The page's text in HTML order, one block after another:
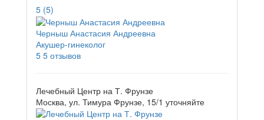
5 (5)
Черныш Анастасия Андреевна
Акушер-гинеколог
5 5 отзывов
Лечебный Центр на Т. Фрунзе
Москва, ул. Тимура Фрунзе, 15/1 уточняйте